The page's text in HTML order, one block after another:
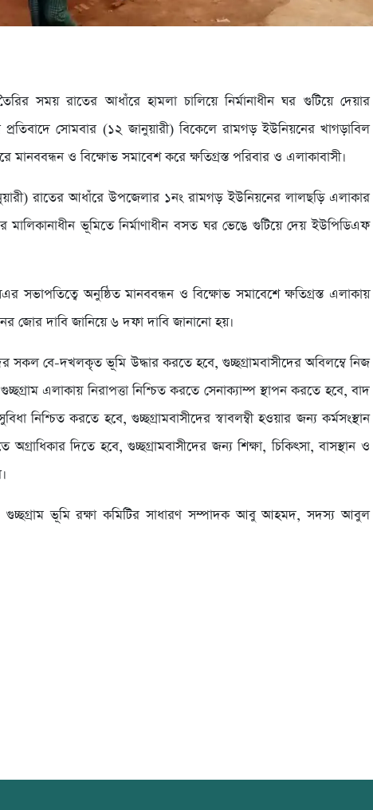
সময় রাতের আধাঁরে হামলা চালিয়ে নির্মানাধীন ঘর গুটিয়ে দেয়ার
সোমবার (১২ জানুয়ারী) বিকেলে রামগড় ইউনিয়নের খাগড়াবিল
মানববন্ধন ও বিক্ষোভ সমাবেশ করে ক্ষতিগ্রস্ত পরিবার ও এলাকাবাসী।
রাতের আধাঁরে উপজেলার ১নং রামগড় ইউনিয়নের লালছড়ি এলাকার
ভূমিতে নির্মাণাধীন বসত ঘর ভেঙে গুটিয়ে দেয় ইউপিডিএফ
অনুষ্ঠিত মানববন্ধন ও বিক্ষোভ সমাবেশে ক্ষতিগ্রস্ত এলাকায়
জোর দাবি জানিয়ে ৬ দফা দাবি জানানো হয়।
সকল বে-দখলকৃত ভূমি উদ্ধার করতে হবে, গুচ্ছগ্রামবাসীদের অবিলম্বে নিজ
এলাকায় নিরাপত্তা নিশ্চিত করতে সেনাক্যাম্প স্থাপন করতে হবে, বাদ
নিশ্চিত করতে হবে, গুচ্ছগ্রামবাসীদের স্বাবলম্বী হওয়ার জন্য কর্মসংস্থান
দিতে হবে, গুচ্ছগ্রামবাসীদের জন্য শিক্ষা, চিকিৎসা, বাসস্থান ও
ভূমি রক্ষা কমিটির সাধারণ সম্পাদক আবু আহমদ, সদস্য আবুল